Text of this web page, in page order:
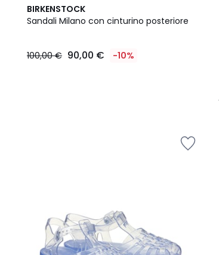
BIRKENSTOCK
Sandali Milano con cinturino posteriore
€
100,00 € 90,00 € -10%